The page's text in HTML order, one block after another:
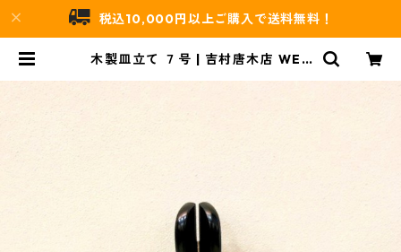
税込10,000円以上ご購入で送料無料！
木製皿立て ７号 | 吉村唐木店 WEB